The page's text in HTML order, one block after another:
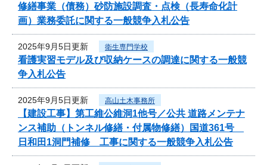
修繕事業（債務）砂防施設調査・点検（長寿命化計
画）業務委託に関する一般競争入札公告
2025年9月5日更新 衛生専門学校
看護実習モデル及び収納ケースの調達に関する一般競
争入札公告
2025年9月5日更新 高山土木事務所
【建設工事】第工維公維洞1他号／公共 道路メンテナ
ンス補助（トンネル修繕・付属物修繕）国道361号
日和田1洞門補修 工事に関する一般競争入札公告